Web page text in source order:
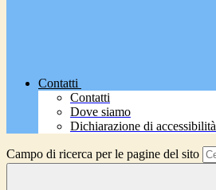
Contatti
Contatti
Dove siamo
Dichiarazione di accessibilità
Campo di ricerca per le pagine del sito